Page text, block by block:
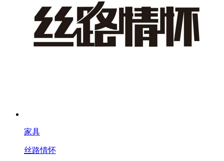
家具
丝路情怀